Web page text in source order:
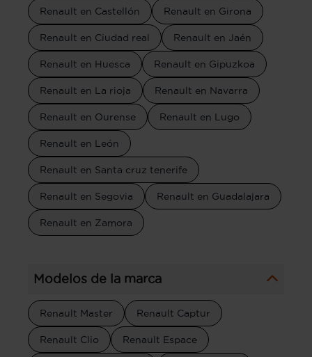
Renault en Castellón Renault en Girona
Renault en Ciudad real Renault en Jaén
Renault en Huesca Renault en Gipuzkoa
Renault en La rioja Renault en Navarra
Renault en Ourense Renault en Lugo
Renault en León
Renault en Santa cruz tenerife
Renault en Segovia Renault en Guadalajara
Renault en Zamora
Modelos de la marca
Renault Master Renault Captur
Renault Clio Renault Espace